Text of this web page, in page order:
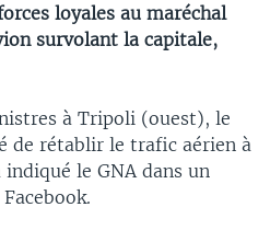
loyales au maréchal
survolant la capitale,
à Tripoli (ouest), le
de rétablir le trafic aérien à
le GNA dans un